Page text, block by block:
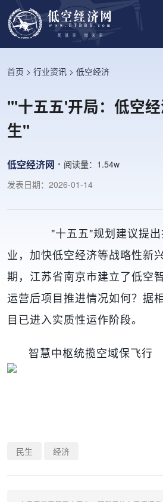
首页 > 行业资讯 > 低空经济
"'十五五'开局：低空
生"
低空经济网 阅读量： 1.54w
发表日期：2026-01-14
"十五五"规划建议提出
业，加快低空经济等战略性新
期，江苏省南京市建立了低空
运营后项目推进情况如何？据
目已进入实质性运作阶段。
智慧中枢统揽空域保飞行
民生 经济